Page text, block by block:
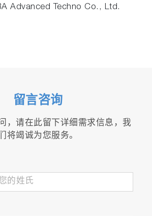
Advanced Techno Co., Ltd.
留言咨询
，请在此留下详细需求信息，我
将竭诚为您服务。